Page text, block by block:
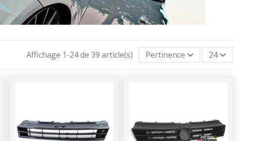
Affichage 1-24 de 39 article(s) Pertinence 24